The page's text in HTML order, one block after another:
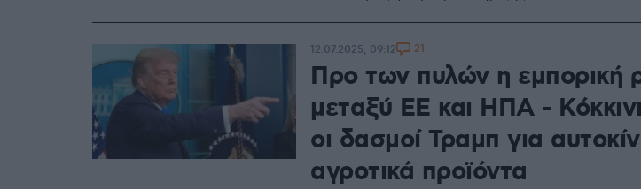
Προ των πυλών η εμπορική
μεταξύ ΕΕ και ΗΠΑ -
οι δασμοί Τραμπ για
αγροτικά προϊόντα
12.07.2025, 09:12 21